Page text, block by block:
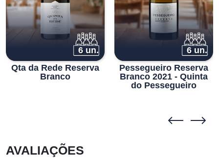
6 un.
Qta da Rede Reserva
Branco
6 un.
Pessegueiro Reserva
Branco 2021 - Quinta
do Pessegueiro
AVALIAÇÕES